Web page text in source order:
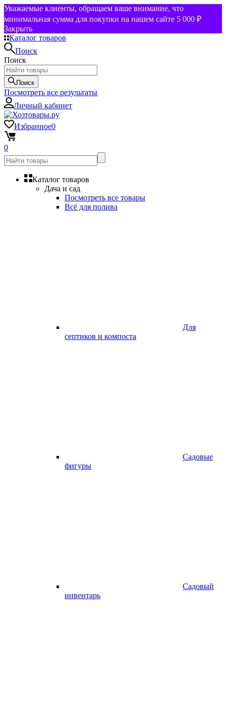
Уважаемые клиенты, обращаем ваше внимание, что
минимальная сумма для покупки на нашем сайте 5 000 ₽
Закрыть
Каталог товаров
Поиск
Поиск
Поиск
Посмотреть все результаты
Личный кабинет
Избранное0
0
Каталог товаров
Дача и сад
Посмотреть все товары
Всё для полива
Для
септиков и компоста
Садовые
фигуры
Садовый
инвентарь